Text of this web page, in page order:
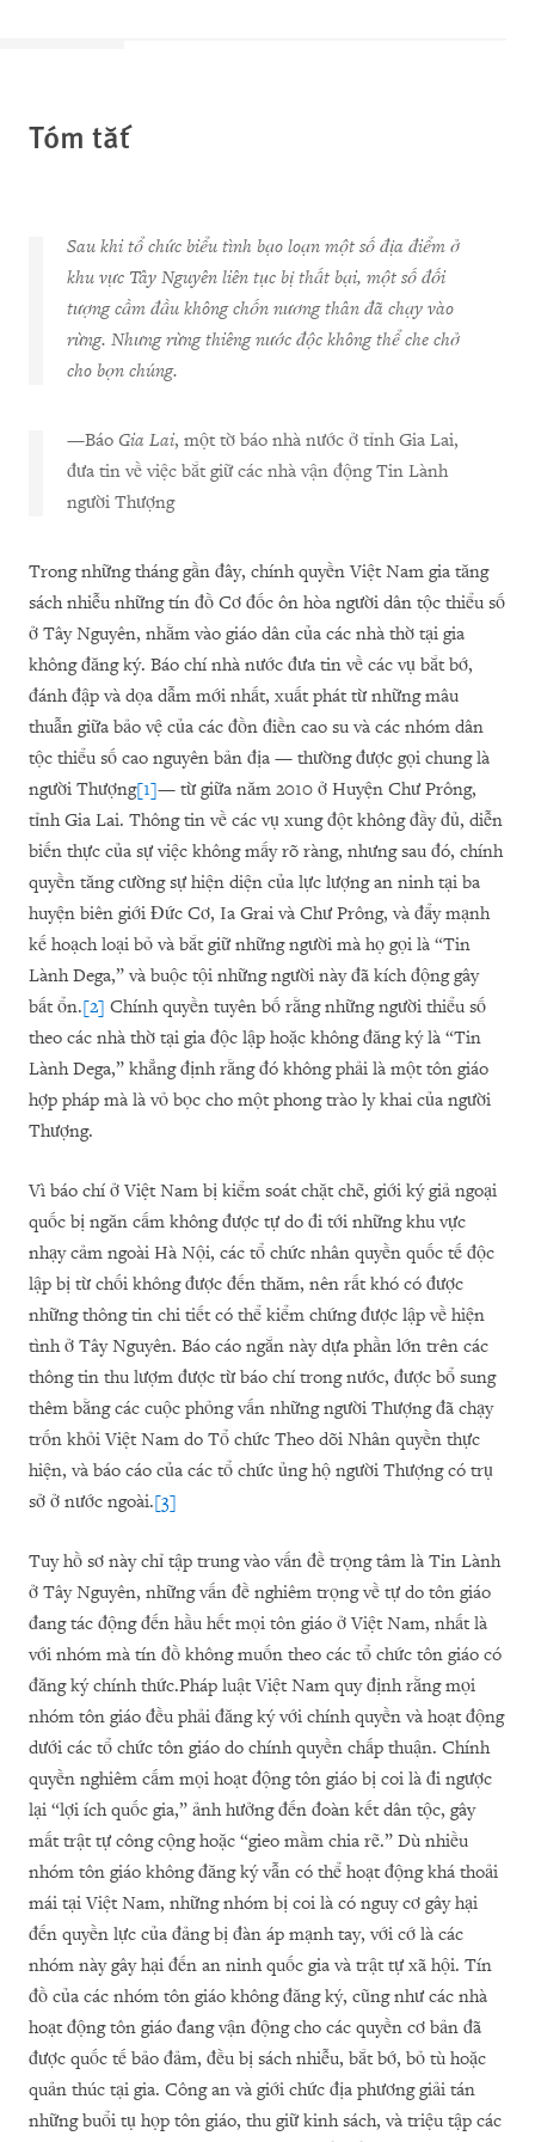
Tóm tắt
Sau khi tổ chức biểu tình bạo loạn một số địa điểm ở
khu vực Tây Nguyên liên tục bị thất bại, một số đối
tượng cầm đầu không chốn nương thân đã chạy vào
rừng. Nhưng rừng thiêng nước độc không thể che chở
cho bọn chúng.
—Báo Gia Lai, một tờ báo nhà nước ở tỉnh Gia Lai,
đưa tin về việc bắt giữ các nhà vận động Tin Lành
người Thượng
Trong những tháng gần đây, chính quyền Việt Nam gia tăng
sách nhiễu những tín đồ Cơ đốc ôn hòa người dân tộc thiểu số
ở Tây Nguyên, nhằm vào giáo dân của các nhà thờ tại gia
không đăng ký. Báo chí nhà nước đưa tin về các vụ bắt bớ,
đánh đập và dọa dẫm mới nhất, xuất phát từ những mâu
thuẫn giữa bảo vệ của các đồn điền cao su và các nhóm dân
tộc thiểu số cao nguyên bản địa — thường được gọi chung là
người Thượng[1]— từ giữa năm 2010 ở Huyện Chư Prông,
tỉnh Gia Lai. Thông tin về các vụ xung đột không đầy đủ, diễn
biến thực của sự việc không mấy rõ ràng, nhưng sau đó, chính
quyền tăng cường sự hiện diện của lực lượng an ninh tại ba
huyện biên giới Đức Cơ, Ia Grai và Chư Prông, và đẩy mạnh
kế hoạch loại bỏ và bắt giữ những người mà họ gọi là “Tin
Lành Dega,” và buộc tội những người này đã kích động gây
bất ổn.[2] Chính quyền tuyên bố rằng những người thiểu số
theo các nhà thờ tại gia độc lập hoặc không đăng ký là “Tin
Lành Dega,” khẳng định rằng đó không phải là một tôn giáo
hợp pháp mà là vỏ bọc cho một phong trào ly khai của người
Thượng.
Vì báo chí ở Việt Nam bị kiểm soát chặt chẽ, giới ký giả ngoại
quốc bị ngăn cấm không được tự do đi tới những khu vực
nhạy cảm ngoài Hà Nội, các tổ chức nhân quyền quốc tế độc
lập bị từ chối không được đến thăm, nên rất khó có được
những thông tin chi tiết có thể kiểm chứng được lập về hiện
tình ở Tây Nguyên. Báo cáo ngắn này dựa phần lớn trên các
thông tin thu lượm được từ báo chí trong nước, được bổ sung
thêm bằng các cuộc phỏng vấn những người Thượng đã chạy
trốn khỏi Việt Nam do Tổ chức Theo dõi Nhân quyền thực
hiện, và báo cáo của các tổ chức ủng hộ người Thượng có trụ
sở ở nước ngoài.[3]
Tuy hồ sơ này chỉ tập trung vào vấn đề trọng tâm là Tin Lành
ở Tây Nguyên, những vấn đề nghiêm trọng về tự do tôn giáo
đang tác động đến hầu hết mọi tôn giáo ở Việt Nam, nhất là
với nhóm mà tín đồ không muốn theo các tổ chức tôn giáo có
đăng ký chính thức.Pháp luật Việt Nam quy định rằng mọi
nhóm tôn giáo đều phải đăng ký với chính quyền và hoạt động
dưới các tổ chức tôn giáo do chính quyền chấp thuận. Chính
quyền nghiêm cấm mọi hoạt động tôn giáo bị coi là đi ngược
lại “lợi ích quốc gia,” ảnh hưởng đến đoàn kết dân tộc, gây
mất trật tự công cộng hoặc “gieo mầm chia rẽ.” Dù nhiều
nhóm tôn giáo không đăng ký vẫn có thể hoạt động khá thoải
mái tại Việt Nam, những nhóm bị coi là có nguy cơ gây hại
đến quyền lực của đảng bị đàn áp mạnh tay, với cớ là các
nhóm này gây hại đến an ninh quốc gia và trật tự xã hội. Tín
đồ của các nhóm tôn giáo không đăng ký, cũng như các nhà
hoạt động tôn giáo đang vận động cho các quyền cơ bản đã
được quốc tế bảo đảm, đều bị sách nhiễu, bắt bớ, bỏ tù hoặc
quản thúc tại gia. Công an và giới chức địa phương giải tán
những buổi tụ họp tôn giáo, thu giữ kinh sách, và triệu tập các